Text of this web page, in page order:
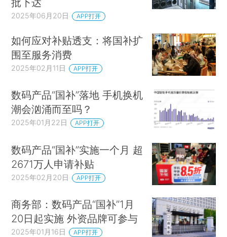
2025年06月20日 APP打开
如何应对补贴透支：将国补扩
围至服务消费
2025年02月11日 APP打开
数码产品“国补”落地 手机换机
潮会汹涌而至吗？
2025年01月22日 APP打开
数码产品“国补”实施一个月 超
2671万人申请补贴
2025年02月20日 APP打开
商务部：数码产品“国补”1月
20日起实施 外资品牌可参与
2025年01月16日 APP打开